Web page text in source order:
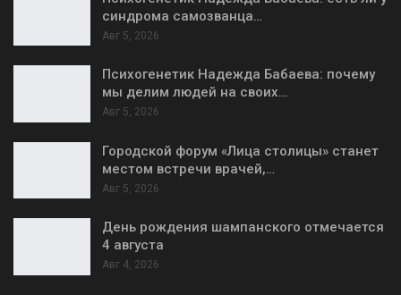
синдрома самозванца…
Авг 5, 2026
Психогенетик Надежда Бабаева: почему
мы делим людей на своих…
Авг 5, 2026
Городской форум «Лица столицы» станет
местом встречи врачей,…
Авг 5, 2026
День рождения шампанского отмечается
4 августа
Авг 4, 2026